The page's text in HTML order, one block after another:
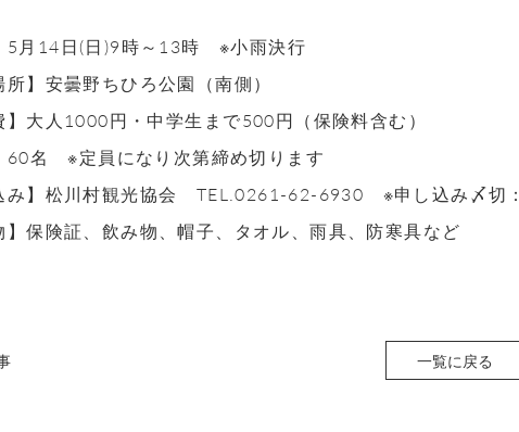
5月 14日(日)9時～ 13時 ※小雨決行
所】安曇野ちひろ公園（南側）
】大人1000円・中学生まで500円（保険料含む）
60名 ※定員になり次第締め切ります
み】松川村観光協会 TEL.0261-62-6930 ※申し込み〆切：
】保険証、飲み物、帽子、タオル、雨具、防寒具など
一覧に戻る